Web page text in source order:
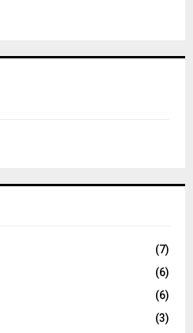
(7)
(6)
(6)
(3)